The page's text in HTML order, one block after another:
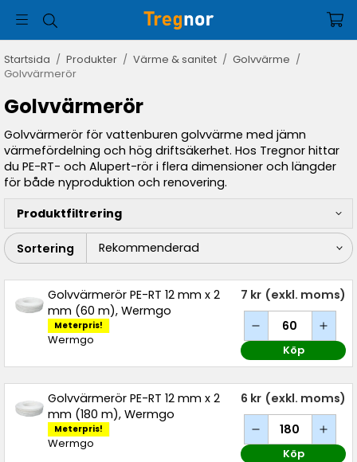
Startsida / Produkter / Värme & sanitet / Golvvärme /
Golvvärmerör
Golvvärmerör
Golvvärmerör för vattenburen golvvärme med jämn
värmefördelning och hög driftsäkerhet. Hos Tregnor hittar
du PE-RT- och Alupert-rör i flera dimensioner och längder
för både nyproduktion och renovering.
Produktfiltrering
Sortering
Golvvärmerör PE-RT 12 mm x 2
mm (60 m), Wermgo
Meterpris!
Wermgo
7 kr (exkl. moms)
Köp
Golvvärmerör PE-RT 12 mm x 2
mm (180 m), Wermgo
Meterpris!
Wermgo
6 kr (exkl. moms)
Köp